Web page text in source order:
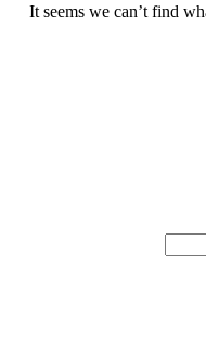
It seems we can’t find